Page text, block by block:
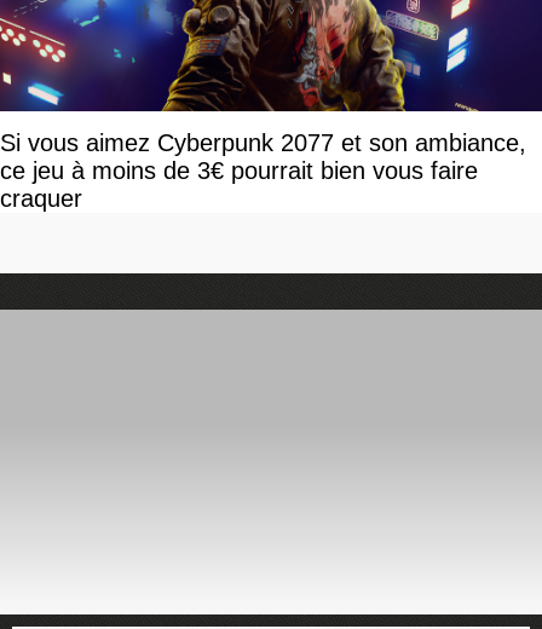
Si vous aimez Cyberpunk 2077 et son ambiance,
ce jeu à moins de 3€ pourrait bien vous faire
craquer